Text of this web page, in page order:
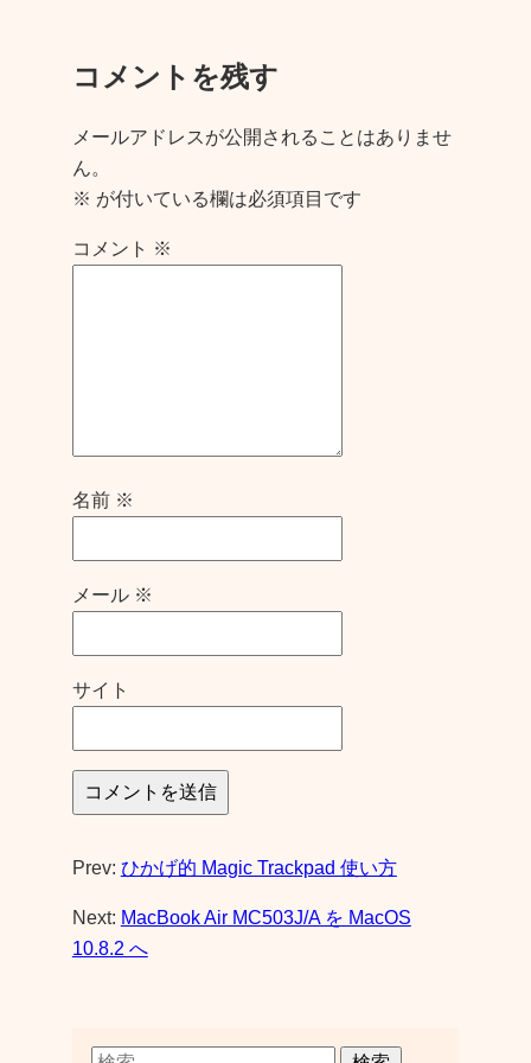
コメントを残す
メールアドレスが公開されることはありませ
ん。
※ が付いている欄は必須項目です
コメント ※
名前 ※
メール ※
サイト
Prev: ひかげ的 Magic Trackpad 使い方
Next: MacBook Air MC503J/A を MacOS
10.8.2 へ